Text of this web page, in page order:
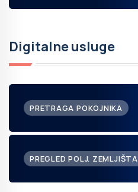
Digitalne usluge
PRETRAGA POKOJNIKA
PREGLED POLJ. ZEMLJIŠTA